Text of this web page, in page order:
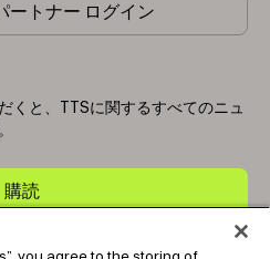
ートナー ログイン
くと、TTSに関するすべてのニュ
購読